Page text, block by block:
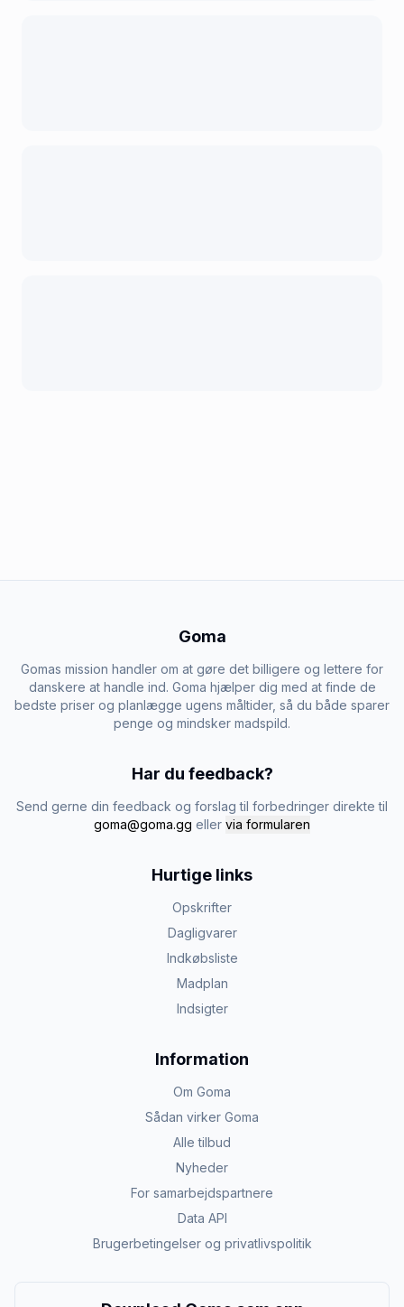
Goma
Gomas mission handler om at gøre det billigere og lettere for
danskere at handle ind. Goma hjælper dig med at finde de
bedste priser og planlægge ugens måltider, så du både sparer
penge og mindsker madspild.
Har du feedback?
Send gerne din feedback og forslag til forbedringer direkte til
goma@goma.gg eller via formularen
Hurtige links
Opskrifter
Dagligvarer
Indkøbsliste
Madplan
Indsigter
Information
Om Goma
Sådan virker Goma
Alle tilbud
Nyheder
For samarbejdspartnere
Data API
Brugerbetingelser og privatlivspolitik